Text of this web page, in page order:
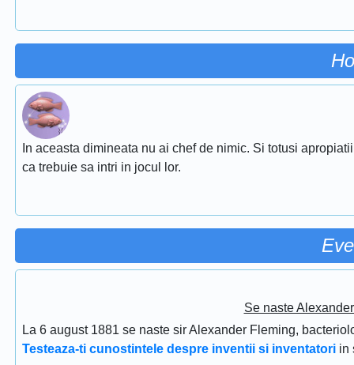
In aceasta dimineata nu ai chef de nimic. Si totusi
ca trebuie sa intri in jocul lor.
Se naste
La 6 august 1881 se naste sir Alexander Fleming,
Testeaza-ti cunostintele despre inventii si inventatori in